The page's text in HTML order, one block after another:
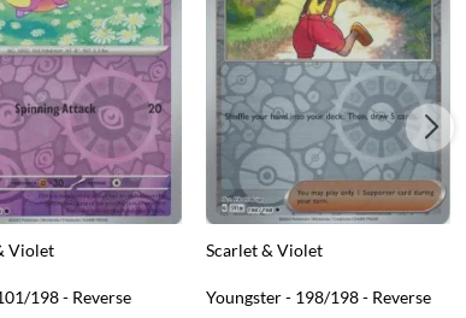
Violet
198 - Reverse
Scarlet & Violet
Youngster - 198/198 - Reverse